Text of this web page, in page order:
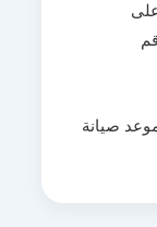
صيانة